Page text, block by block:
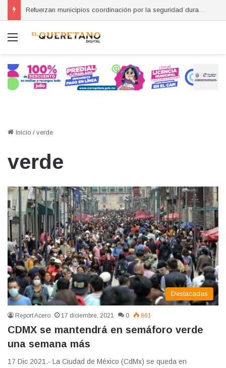
Refuerzan municipios coordinación por la seguridad durante sesión estatal realizada en La Llave
Menú
Inicio / verde
verde
Destacadas
Report Acero 17 diciembre, 2021 0 861
CDMX se mantendrá en semáforo verde
una semana más
17 Dic 2021.- La Ciudad de México (CdMx) se queda en